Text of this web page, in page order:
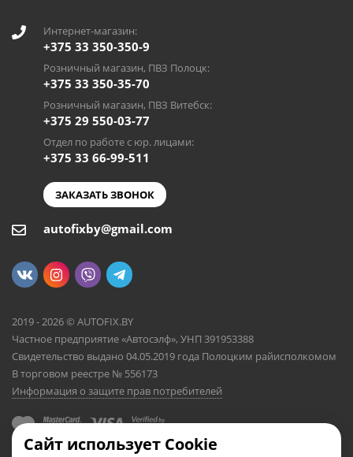
Интернет-магазин:
+375 33 350-350-9
Розничный магазин, ПВЗ Полоцк:
+375 33 350-35-70
Розничный магазин, ПВЗ Витебск:
+375 29 550-03-77
Отдел по работе с юр. лицами:
+375 33 66-99-511
ЗАКАЗАТЬ ЗВОНОК
autofixby@gmail.com
2019 - 2026 © AUTOFIX.BY
Частное предприятие «Автосэлф», УНП 391953388
Свидетельство выдано 04.05.2019 года Полоцким райисполкомом
В торговом реестре № 556173
Информация о защите прав потребителей
Сайт использует Cookie